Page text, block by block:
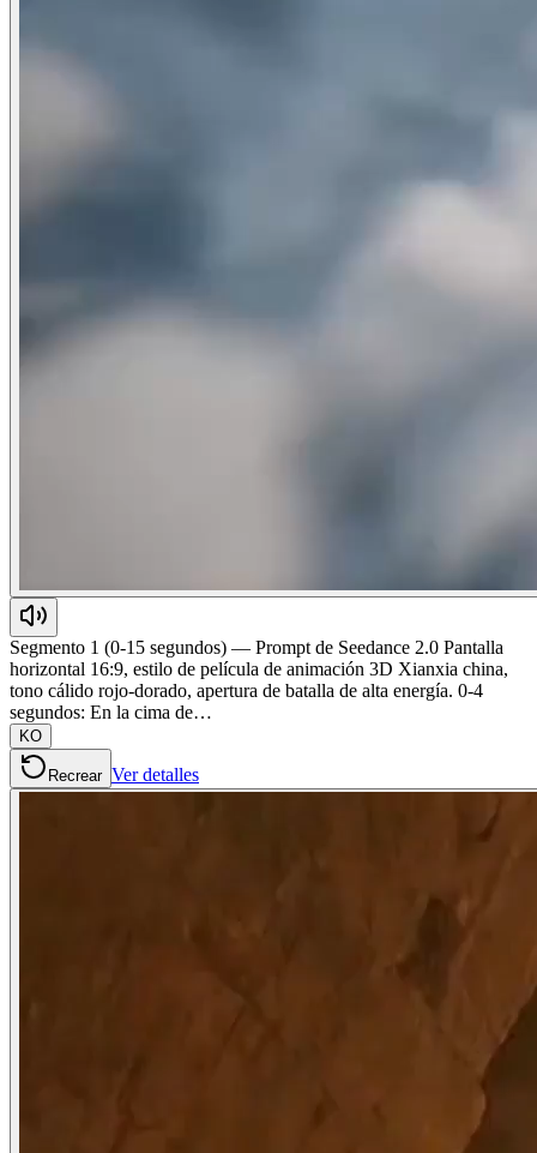
Segmento 1 (0-15 segundos) — Prompt de Seedance 2.0 Pantalla
horizontal 16:9, estilo de película de animación 3D Xianxia china,
tono cálido rojo-dorado, apertura de batalla de alta energía. 0-4
segundos: En la cima de…
KO
Recrear Ver detalles